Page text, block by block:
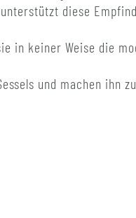
diese
in keiner Weise die
und machen ihn